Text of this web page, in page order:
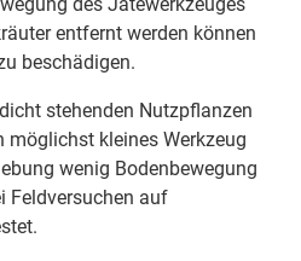
entfernt werden können
beschädigen.
stehenden Nutzpflanzen
möglichst kleines Werkzeug
wenig Bodenbewegung
Feldversuchen auf